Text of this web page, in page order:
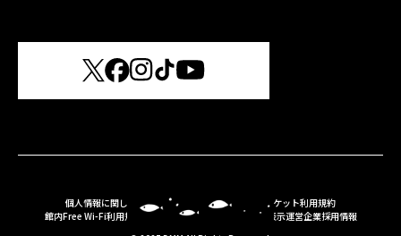
個人情報に関して 特定商取引法に基づく表記
Webチケット利用規約
館内Free Wi-Fi利用規約
施設概要・動物取扱業に関する表示運営企業採用情報